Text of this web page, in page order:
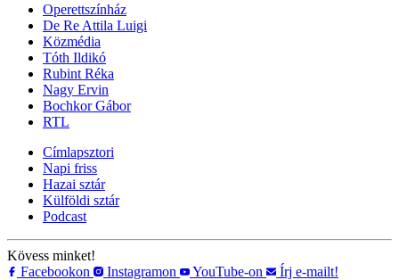
Operettszínház
De Re Attila Luigi
Közmédia
Tóth Ildikó
Rubint Réka
Nagy Ervin
Bochkor Gábor
RTL
Címlapsztori
Napi friss
Hazai sztár
Külföldi sztár
Podcast
Kövess minket!
Facebookon
Instagramon YouTube-on Írj e-mailt!